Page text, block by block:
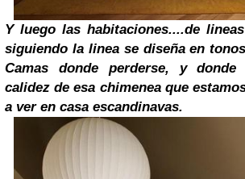
Y luego las habitaciones....de
siguiendo la linea se diseña en
Camas donde perderse, y
calidez de esa chimenea que
a ver en casa escandinavas.